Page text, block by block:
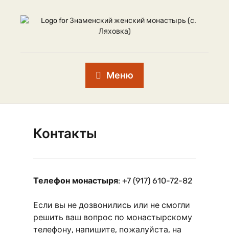
Меню
Контакты
Телефон монастыря: +7 (917) 610-72-82
Если вы не дозвонились или не смогли
решить ваш вопрос по монастырскому
телефону, напишите, пожалуйста, на